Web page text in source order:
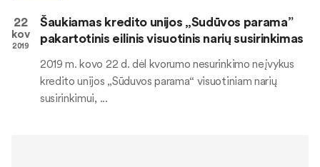
22
kov
2019
Šaukiamas kredito unijos „Sudūvos parama”
pakartotinis eilinis visuotinis narių susirinkimas
2019 m. kovo 22 d. dėl kvorumo nesurinkimo neįvykus
kredito unijos „Sūduvos parama“ visuotiniam narių
susirinkimui, ...